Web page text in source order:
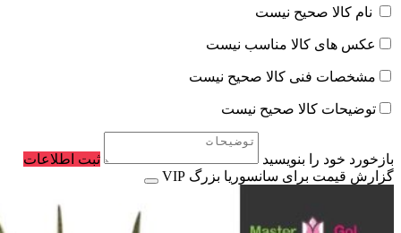
نام کالا صحیح نیست
عکس های کالا مناسب نیست
مشخصات فنی کالا صحیح نیست
توضیحات کالا صحیح نیست
بازخورد خود را بنویسید
ثبت اطلاعات
گزارش قیمت برای سانسوریا بزرگ VIP